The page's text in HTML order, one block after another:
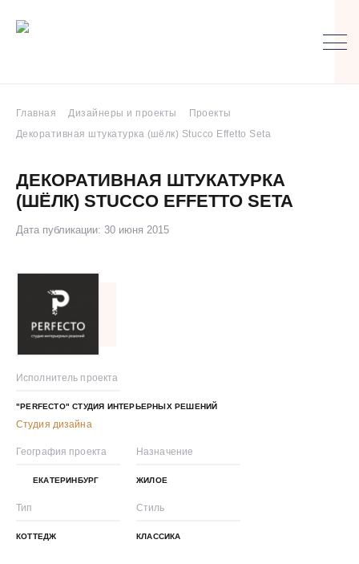
Главная Дизайнеры и проекты
Проекты
Декоративная штукатурка (шёлк) Stucco Effetto Seta
ДЕКОРАТИВНАЯ ШТУКАТУРКА
(ШЁЛК) STUCCO EFFETTO SETA
Дата публикации: 30 июня 2015
Исполнитель проекта
"PERFECTO" СТУДИЯ ИНТЕРЬЕРНЫХ РЕШЕНИЙ
Студия дизайна
География проекта
ЕКАТЕРИНБУРГ
Назначение
ЖИЛОЕ
Тип
КОТТЕДЖ
Стиль
КЛАССИКА